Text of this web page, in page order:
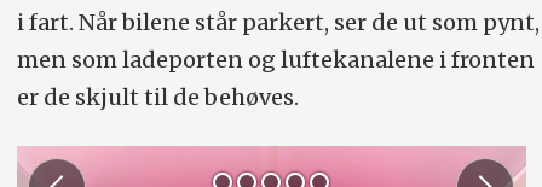
i fart. Når bilene står parkert, ser de ut som pynt,
men som ladeporten og luftekanalene i fronten
er de skjult til de behøves.